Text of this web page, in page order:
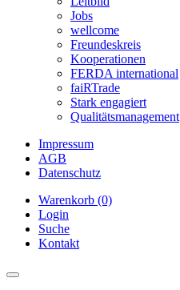
Jobs
wellcome
Freundeskreis
Kooperationen
FERDA international
faiRTrade
Stark engagiert
Qualitätsmanagement
Impressum
AGB
Datenschutz
Warenkorb (0)
Login
Suche
Kontakt